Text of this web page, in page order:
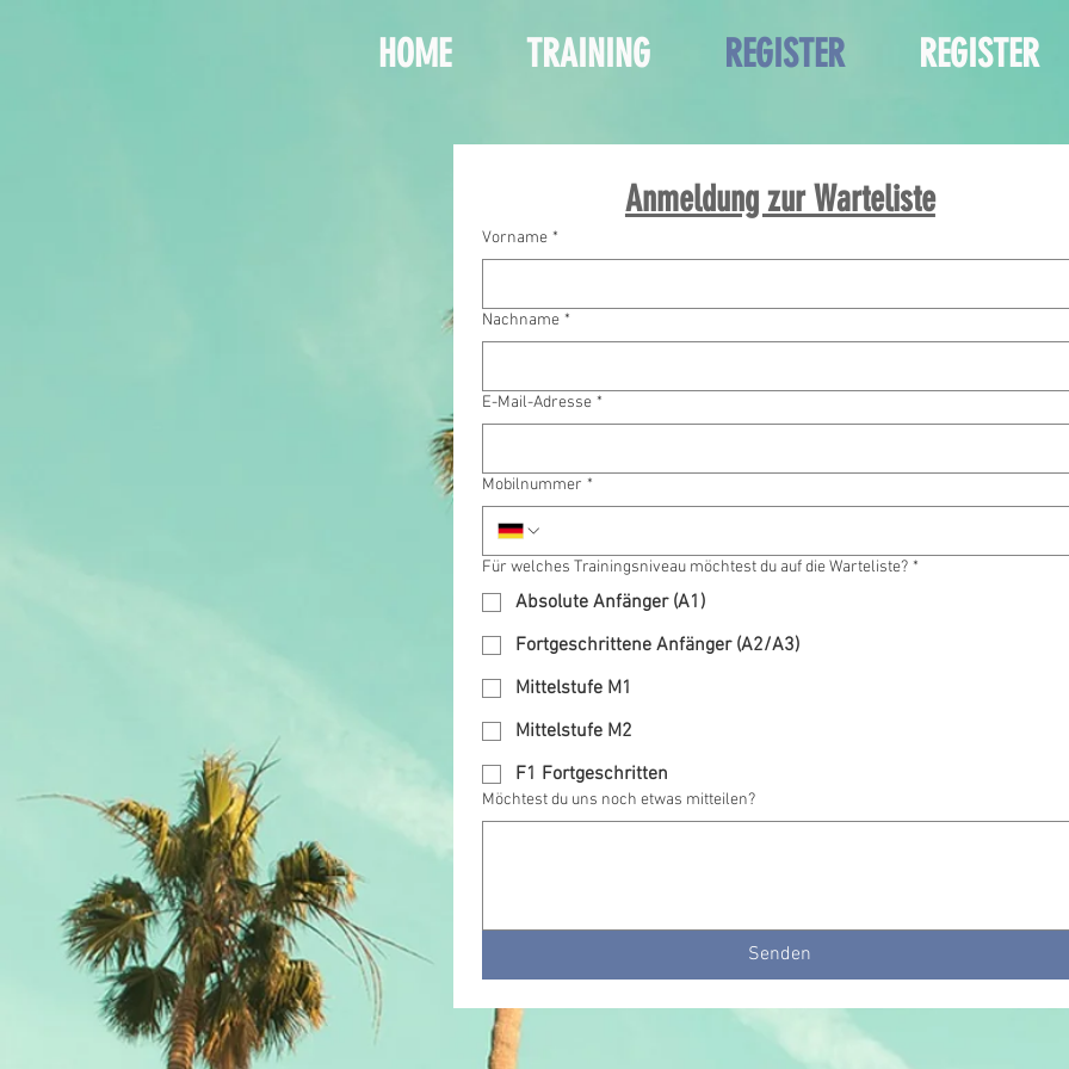
HOME TRAINING REGISTER REGISTER
Anmeldung zur Warteliste
Vorname *
Nachname *
E-Mail-Adresse *
Mobilnummer *
Für welches Trainingsniveau möchtest du auf die Warteliste? *
Absolute Anfänger (A1)
Fortgeschrittene Anfänger (A2/A3)
Mittelstufe M1
Mittelstufe M2
F1 Fortgeschritten
Möchtest du uns noch etwas mitteilen?
Senden